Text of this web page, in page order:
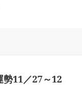
勢11／27～12